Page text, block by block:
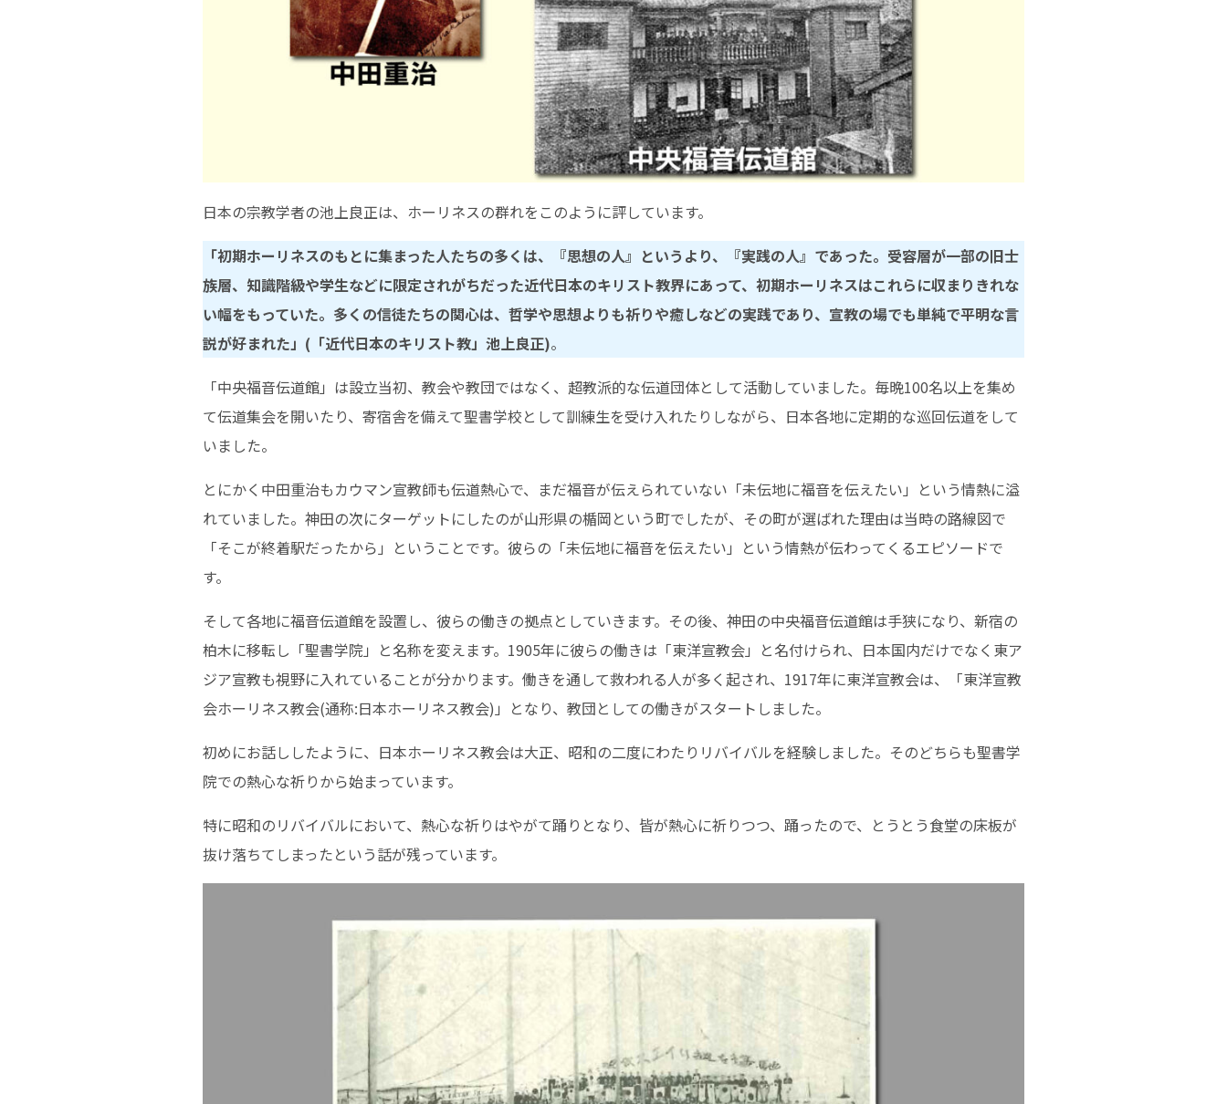
日本の宗教学者の池上良正は、ホーリネスの群れをこのように評しています。
「初期ホーリネスのもとに集まった人たちの多くは、『思想の人』というより、『実践の人』であった。受容層が一部の旧士
族層、知識階級や学生などに限定されがちだった近代日本のキリスト教界にあって、初期ホーリネスはこれらに収まりきれな
い幅をもっていた。多くの信徒たちの関心は、哲学や思想よりも祈りや癒しなどの実践であり、宣教の場でも単純で平明な言
説が好まれた」(「近代日本のキリスト教」池上良正)。
「中央福音伝道館」は設立当初、教会や教団ではなく、超教派的な伝道団体として活動していました。毎晩100名以上を集め
て伝道集会を開いたり、寄宿舎を備えて聖書学校として訓練生を受け入れたりしながら、日本各地に定期的な巡回伝道をして
いました。
とにかく中田重治もカウマン宣教師も伝道熱心で、まだ福音が伝えられていない「未伝地に福音を伝えたい」という情熱に溢
れていました。神田の次にターゲットにしたのが山形県の楯岡という町でしたが、その町が選ばれた理由は当時の路線図で
「そこが終着駅だったから」ということです。彼らの「未伝地に福音を伝えたい」という情熱が伝わってくるエピソードで
す。
そして各地に福音伝道館を設置し、彼らの働きの拠点としていきます。その後、神田の中央福音伝道館は手狭になり、新宿の
柏木に移転し「聖書学院」と名称を変えます。1905年に彼らの働きは「東洋宣教会」と名付けられ、日本国内だけでなく東ア
ジア宣教も視野に入れていることが分かります。働きを通して救われる人が多く起され、1917年に東洋宣教会は、「東洋宣教
会ホーリネス教会(通称:日本ホーリネス教会)」となり、教団としての働きがスタートしました。
初めにお話ししたように、日本ホーリネス教会は大正、昭和の二度にわたりリバイバルを経験しました。そのどちらも聖書学
院での熱心な祈りから始まっています。
特に昭和のリバイバルにおいて、熱心な祈りはやがて踊りとなり、皆が熱心に祈りつつ、踊ったので、とうとう食堂の床板が
抜け落ちてしまったという話が残っています。